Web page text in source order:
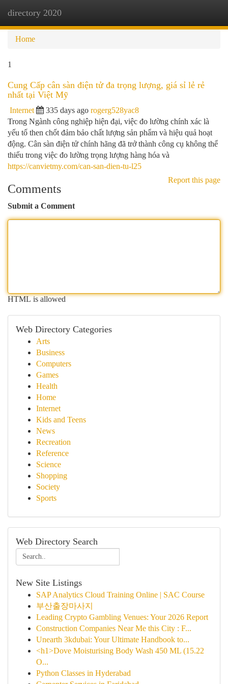
directory 2020
Home
1
Cung Cấp cân sàn điện tử đa trọng lượng, giá sỉ lẻ rẻ
nhất tại Việt Mỹ
Internet 335 days ago rogerg528yac8
Trong Ngành công nghiệp hiện đại, việc đo lường chính xác là
yếu tố then chốt đảm bảo chất lượng sản phẩm và hiệu quả hoạt
động. Cân sàn điện tử chính hãng đã trở thành công cụ không thể
thiếu trong việc đo lường trọng lượng hàng hóa và
https://canvietmy.com/can-san-dien-tu-l25
Report this page
Comments
Submit a Comment
HTML is allowed
Web Directory Categories
Arts
Business
Computers
Games
Health
Home
Internet
Kids and Teens
News
Recreation
Reference
Science
Shopping
Society
Sports
Web Directory Search
New Site Listings
SAP Analytics Cloud Training Online | SAC Course
부산출장마사지
Leading Crypto Gambling Venues: Your 2026 Report
Construction Companies Near Me this City : F...
Unearth 3kdubai: Your Ultimate Handbook to...
<h1>Dove Moisturising Body Wash 450 ML (15.22
O...
Python Classes in Hyderabad